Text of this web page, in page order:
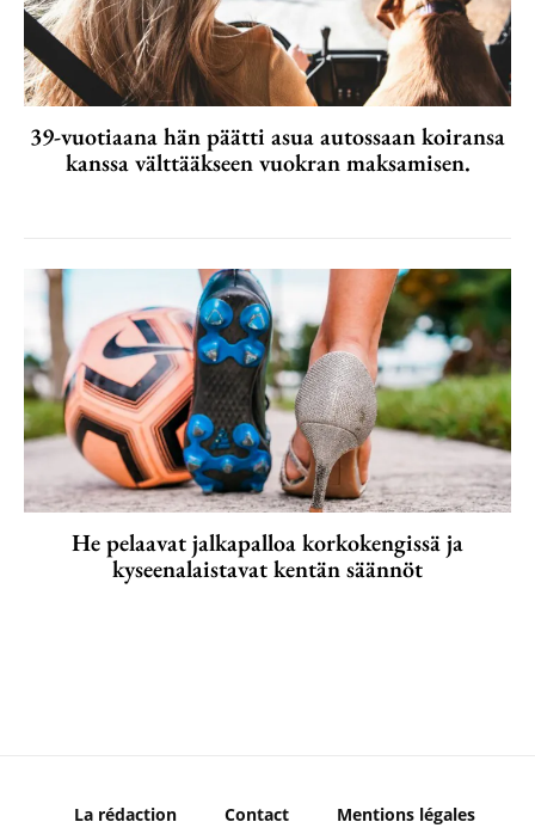
39-vuotiaana hän päätti asua autossaan koiransa
kanssa välttääkseen vuokran maksamisen.
He pelaavat jalkapalloa korkokengissä ja
kyseenalaistavat kentän säännöt
La rédaction Contact Mentions légales